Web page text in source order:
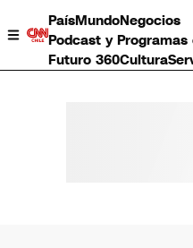
PaísMundoNegocios
Podcast y
Futuro 360Cultura